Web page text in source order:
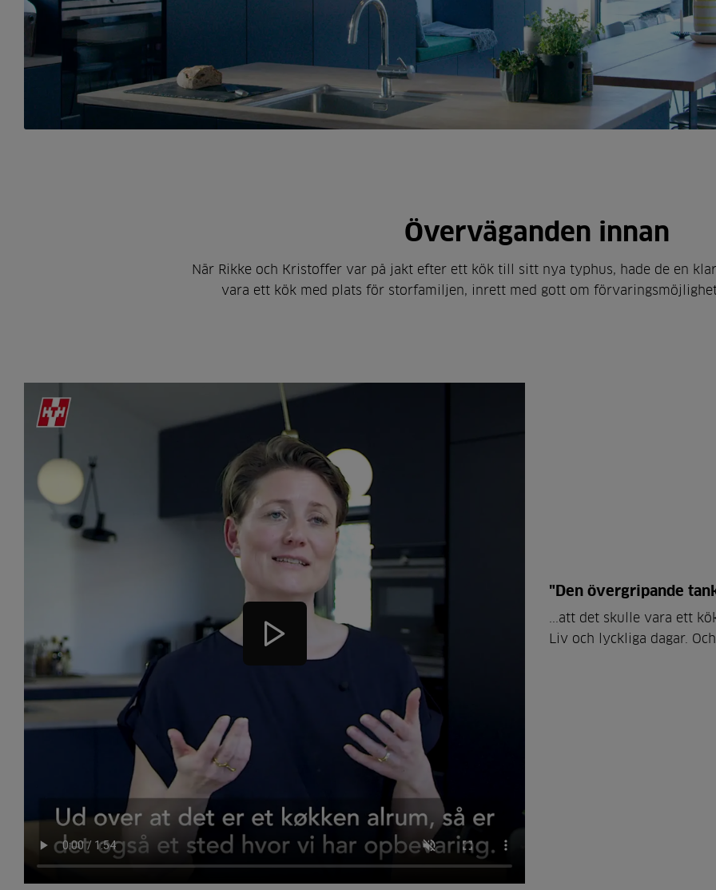
Överväganden innan
När Rikke och Kristoffer var på jakt efter ett kök till sitt nya typhus, hade de en
vara ett kök med plats för storfamiljen, inrett med gott om
"Den övergripande
...att det skulle vara ett
Liv och lyckliga dagar.